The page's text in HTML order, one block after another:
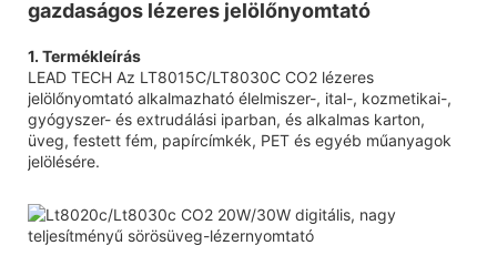
gazdaságos lézeres jelölőnyomtató
1. Termékleírás
LEAD TECH Az LT8015C/LT8030C CO2 lézeres
jelölőnyomtató alkalmazható élelmiszer-, ital-, kozmetikai-,
gyógyszer- és extrudálási iparban, és alkalmas karton,
üveg, festett fém, papírcímkék, PET és egyéb műanyagok
jelölésére.